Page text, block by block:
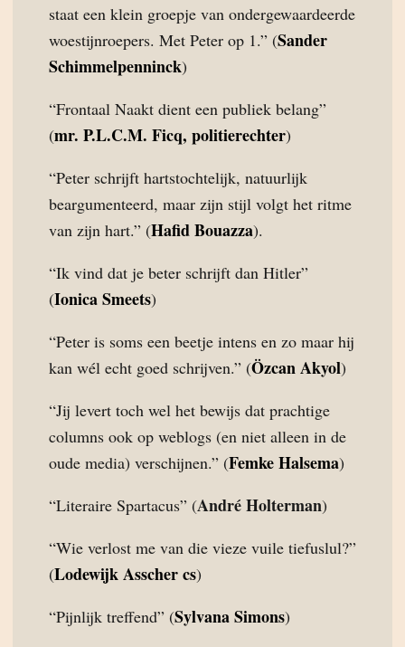
staat een klein groepje van ondergewaardeerde
woestijnroepers. Met Peter op 1.” (Sander
Schimmelpenninck)
“Frontaal Naakt dient een publiek belang”
(mr. P.L.C.M. Ficq, politierechter)
“Peter schrijft hartstochtelijk, natuurlijk
beargumenteerd, maar zijn stijl volgt het ritme
van zijn hart.” (Hafid Bouazza).
“Ik vind dat je beter schrijft dan Hitler”
(Ionica Smeets)
“Peter is soms een beetje intens en zo maar hij
kan wél echt goed schrijven.” (Özcan Akyol)
“Jij levert toch wel het bewijs dat prachtige
columns ook op weblogs (en niet alleen in de
oude media) verschijnen.” (Femke Halsema)
“Literaire Spartacus” (André Holterman)
“Wie verlost me van die vieze vuile tiefuslul?”
(Lodewijk Asscher cs)
“Pijnlijk treffend” (Sylvana Simons)